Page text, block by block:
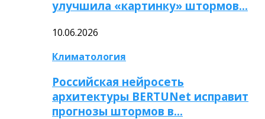
улучшила «картинку» штормов…
10.06.2026
Климатология
Российская нейросеть
архитектуры BERTUNet исправит
прогнозы штормов в…